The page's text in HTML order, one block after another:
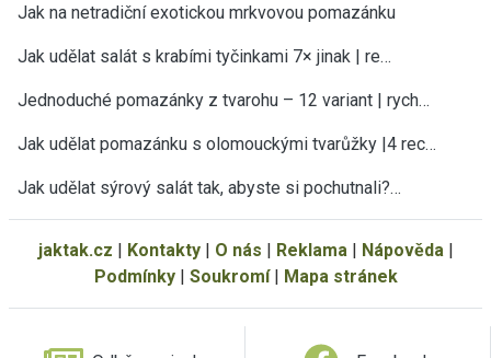
Jak na netradiční exotickou mrkvovou pomazánku
Jak udělat salát s krabími tyčinkami 7× jinak | re…
Jednoduché pomazánky z tvarohu – 12 variant | rych…
Jak udělat pomazánku s olomouckými tvarůžky |4 rec…
Jak udělat sýrový salát tak, abyste si pochutnali?…
jaktak.cz | Kontakty| O nás | Reklama | Nápověda |
Podmínky| Soukromí| Mapa stránek